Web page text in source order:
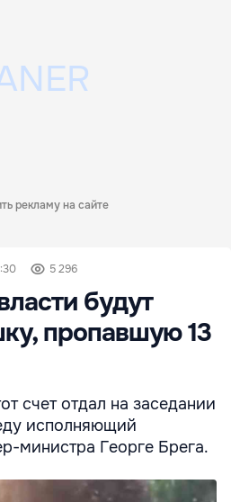
рекламу на сайте
5 296
будут
пропавшую 13
счет отдал на заседании
исполняющий
министра Георге Брега.